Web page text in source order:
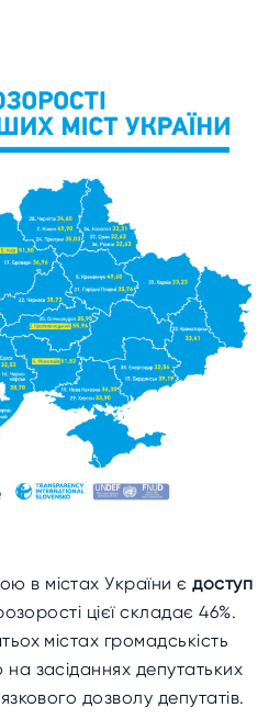
в містах України єдоступ
цієї складає 46%.
містах громадськість
засіданнях депутатьких
дозволу депутатів.